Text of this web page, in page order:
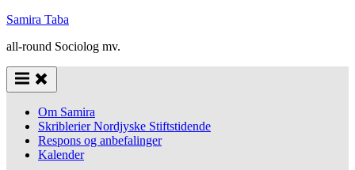
Skip
content
Samira Taba
all-round Sociolog mv.
Om Samira
Skriblerier Nordjyske Stiftstidende
Respons og anbefalinger
Kalender